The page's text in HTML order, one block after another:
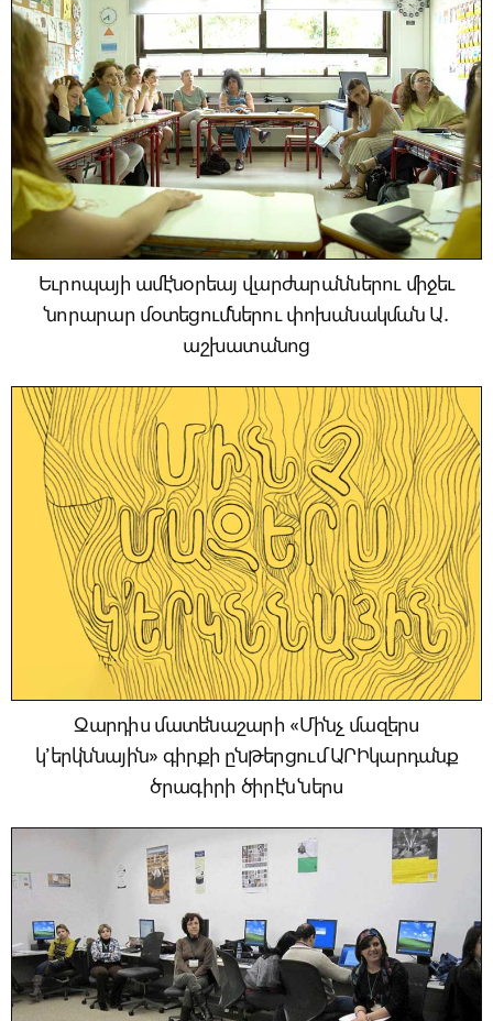
Եւրոպայի ամէնօրեայ վարժարաններու միջեւ
նորարար մօտեցումներու փոխանակման Ա.
աշխատանոց
Զարդիս մատենաշարի «Մինչ մազերս
կ՚երկննային» գիրքի ընթերցում ԱՐԻկարդանք
ծրագիրի ծիրէն ներս